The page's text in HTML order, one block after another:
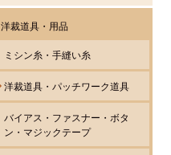
洋裁道具・用品
ミシン糸・手縫い糸
洋裁道具・パッチワーク道具
バイアス・ファスナー・ボタ
ン・マジックテープ